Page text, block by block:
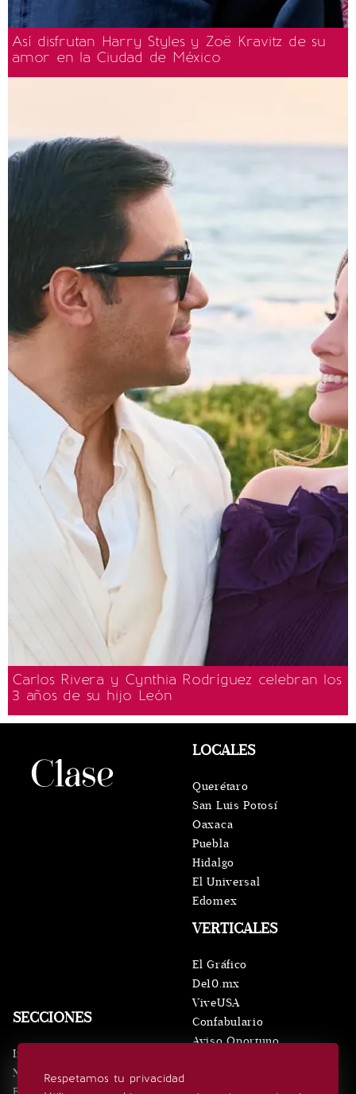
Así disfrutan Harry Styles y Zoë Kravitz de su
amor en la Ciudad de México
Carlos Rivera y Cynthia Rodríguez celebran los
3 años de su hijo León
Respetamos tu privacidad
SECCIONES
Inicio
Noticias
VERTICALES
El Gráfico
De10.mx
ViveUSA
Confabulario
Aviso Oportuno
LOCALES
Querétaro
San Luis Potosí
Oaxaca
Puebla
Hidalgo
El Universal
Edomex